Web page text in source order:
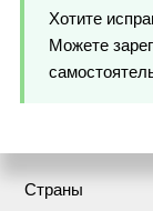
Хотите
Можете
Страны